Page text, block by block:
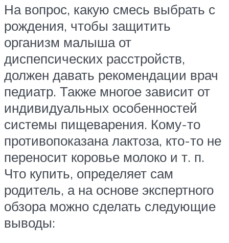
На вопрос, какую смесь выбрать с
рождения, чтобы защитить
организм малыша от
диспепсических расстройств,
должен давать рекомендации врач
педиатр. Также многое зависит от
индивидуальных особенностей
системы пищеварения. Кому-то
противопоказана лактоза, кто-то не
переносит коровье молоко и т. п.
Что купить, определяет сам
родитель, а на основе экспертного
обзора можно сделать следующие
выводы: